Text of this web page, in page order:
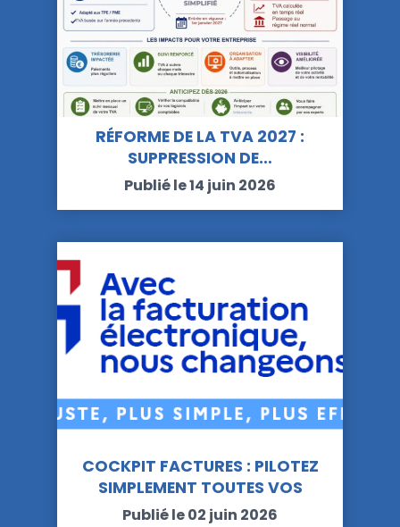
RÉFORME DE LA TVA 2027 :
SUPPRESSION DE…
Publié le 14 juin 2026
COCKPIT FACTURES : PILOTEZ
SIMPLEMENT TOUTES VOS
FACTURES…
Publié le 02 juin 2026